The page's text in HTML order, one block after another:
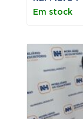
Em stock